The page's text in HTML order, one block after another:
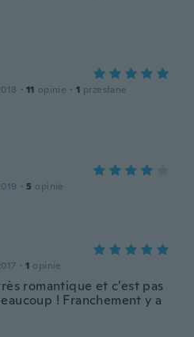
· 11 opinie · 1 przesłane
· 5 opinie
· 1 opinie
romantique et c’est pas
! Franchement y a